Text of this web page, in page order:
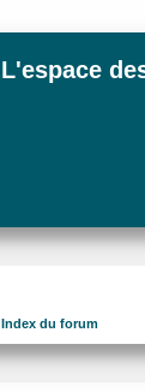
L'espace
Index du forum